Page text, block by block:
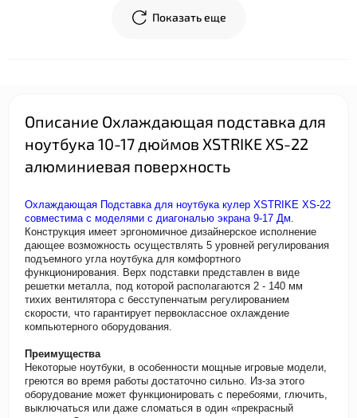
Показать еще
Описание Охлаждающая подставка для
ноутбука 10-17 дюймов XSTRIKE XS-22
алюминиевая поверхность
Охлаждающая Подставка для ноутбука кулер XSTRIKE XS-22
совместима с моделями с диагональю экрана 9-17 Дм.
Конструкция имеет эргономичное дизайнерское исполнение
дающее возможность осуществлять 5 уровней регулирования
подъемного угла ноутбука для комфортного
функционирования. Верх подставки представлен в виде
решетки металла, под которой располагаются 2 - 140 мм
тихих вентилятора с бесступенчатым регулированием
скорости, что гарантирует первоклассное охлаждение
компьютерного оборудования.
Преимущества
Некоторые ноутбуки, в особенности мощные игровые модели,
греются во время работы достаточно сильно. Из-за этого
оборудование может функционировать с перебоями, глючить,
выключаться или даже сломаться в один «прекрасный